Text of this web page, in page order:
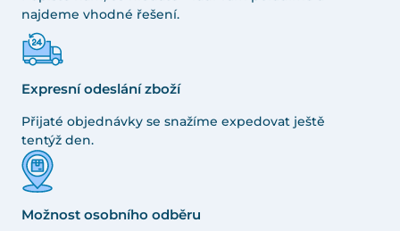
najdeme vhodné řešení.
Expresní odeslání zboží
Přijaté objednávky se snažíme expedovat ještě
tentýž den.
Možnost osobního odběru